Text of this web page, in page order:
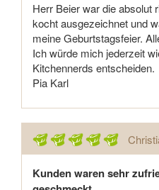
Herr Beier war die absolut
kocht ausgezeichnet und
meine Geburtstagsfeier.
Ich würde mich jederzeit
Kitchennerds entscheiden.
Pia Karl
Kunden waren sehr